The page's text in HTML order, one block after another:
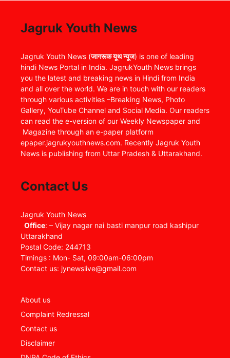
Jagruk Youth News
Jagruk Youth News (जागरूक यूथ न्यूज) is one of leading
hindi News Portal in India. JagrukYouth News brings
you the latest and breaking news in Hindi from India
and all over the world. We are in touch with our readers
through various activities –Breaking News, Photo
Gallery, YouTube Channel and Social Media. Our readers
can read the e-version of our Weekly Newspaper and
Magazine through an e-paper platform
epaper.jagrukyouthnews.com. Recently Jagruk Youth
News is publishing from Uttar Pradesh & Uttarakhand.
Contact Us
Jagruk Youth News
Office: – Vijay nagar nai basti manpur road kashipur
Uttarakhand
Postal Code: 244713
Timings : Mon- Sat, 09:00am-06:00pm
Contact us: jynewslive@gmail.com
About us
Complaint Redressal
Contact us
Disclaimer